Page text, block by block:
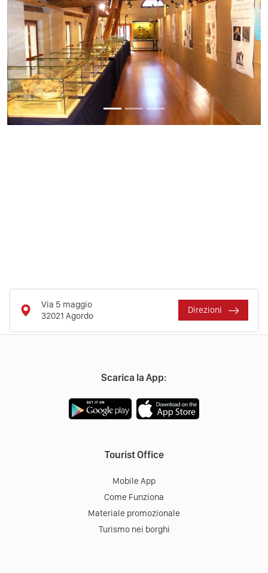
Previous Next
Via 5 maggio
32021 Agordo
Direzioni
Scarica la App:
Tourist Office
Mobile App
Come Funziona
Materiale promozionale
Turismo nei borghi